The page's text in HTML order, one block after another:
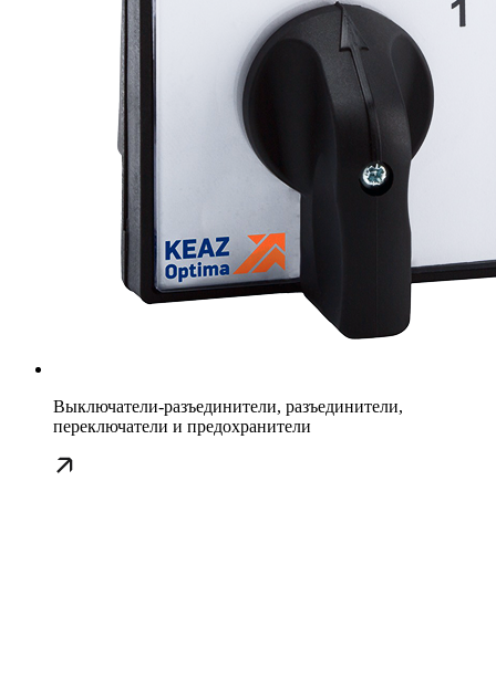
Выключатели-разъединители, разъединители,
переключатели и предохранители